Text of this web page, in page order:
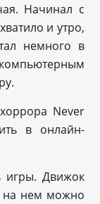
Начинал с
и утро,
немного в
Never
в онлайн-
игры. Движок
на нем можно